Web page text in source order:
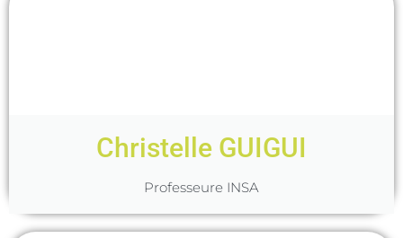
Christelle GUIGUI
Professeure INSA